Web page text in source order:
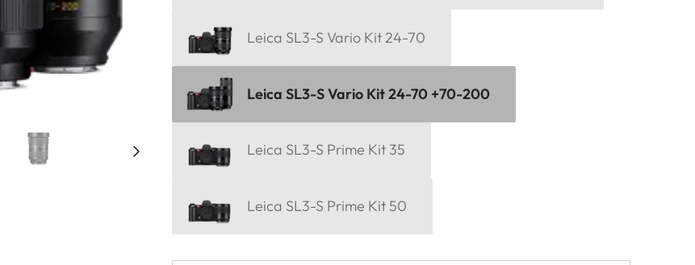
Leica SL3-S Vario Kit 24-70
Leica SL3-S Vario Kit 24-70 +70-200
Leica SL3-S Prime Kit 35
Leica SL3-S Prime Kit 50